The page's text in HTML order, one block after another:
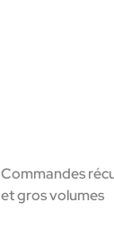
Commandes
et gros volumes